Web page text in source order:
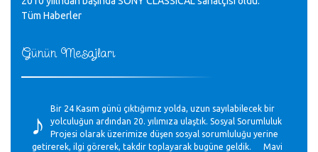
Günün Mesajları
♪
Bir 24 Kasım günü çıktığımız yolda, uzun sayılabilecek bir
yolculuğun ardından 20. yılımıza ulaştık. Sosyal Sorumluluk
Projesi olarak üzerimize düşen sosyal sorumluluğu yerine
getirerek, ilgi görerek, takdir toplayarak bugüne geldik. Mavi
Tüm Haberler